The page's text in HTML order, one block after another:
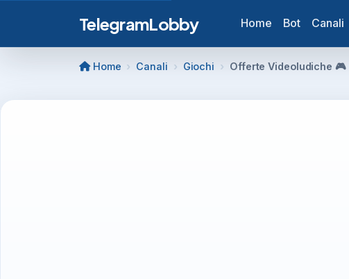
TelegramLobby Home Bot Canali
Home Canali Giochi Offerte Videoludiche 🎮